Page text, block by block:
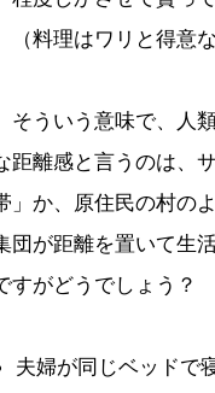
（料理はワリと得意
そういう意味で、人
距離感と言うのは、
」か、原住民の村の
団が距離を置いて生
すがどうでしょう？
夫婦が同じベッドで